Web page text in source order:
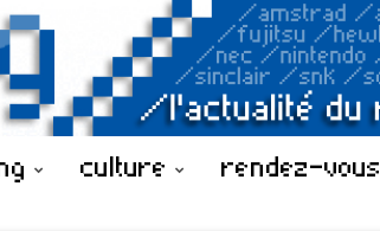
culture rendez-vous